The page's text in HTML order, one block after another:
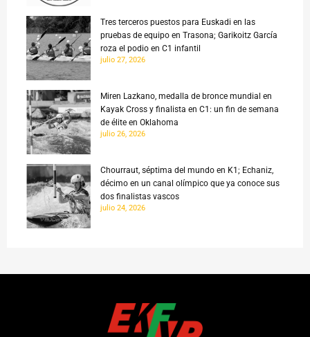
Tres terceros puestos para Euskadi en las
pruebas de equipo en Trasona; Garikoitz García
roza el podio en C1 infantil
julio 27, 2026
Miren Lazkano, medalla de bronce mundial en
Kayak Cross y finalista en C1: un fin de semana
de élite en Oklahoma
julio 26, 2026
Chourraut, séptima del mundo en K1; Echaniz,
décimo en un canal olímpico que ya conoce sus
dos finalistas vascos
julio 24, 2026